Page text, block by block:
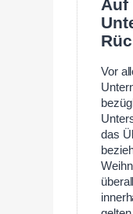
Auf
Vor
das